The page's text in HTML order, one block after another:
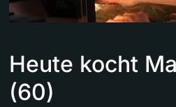
Heute kocht
(60)